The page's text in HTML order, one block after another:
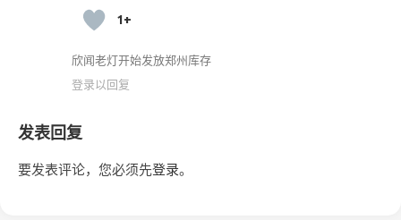
1+
欣闻老灯开始发放郑州库存
登录以回复
发表回复
要发表评论，您必须先登录。